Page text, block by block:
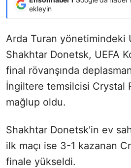
ekleyin
Arda Turan yönetimindeki
Shakhtar Donetsk, UEFA
final rövanşında
İngiltere temsilcisi Crystal
mağlup oldu.
Shakhtar Donetsk'in ev
ilk maçı ise 3-1 kazanan
finale yükseldi.